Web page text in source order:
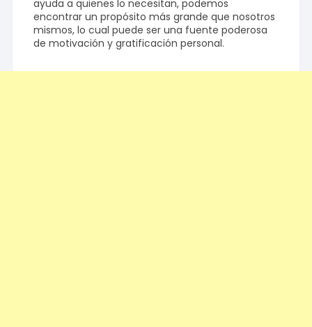
ayuda a quienes lo necesitan, podemos
encontrar un propósito más grande que nosotros
mismos, lo cual puede ser una fuente poderosa
de motivación y gratificación personal.